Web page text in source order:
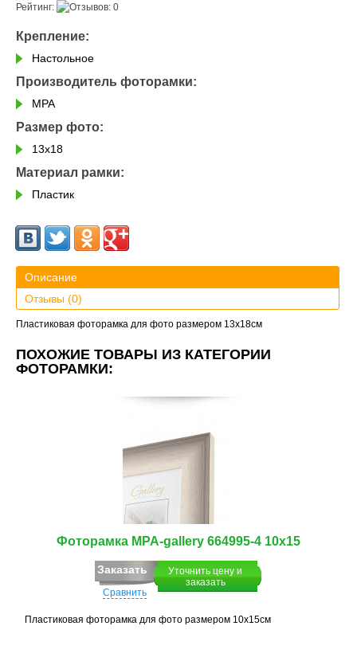
Рейтинг:
Крепление:
Настольное
Производитель фоторамки:
MPA
Размер фото:
13х18
Материал рамки:
Пластик
Описание
Отзывы (0)
Пластиковая фоторамка для фото размером 13х18см
ПОХОЖИЕ ТОВАРЫ ИЗ КАТЕГОРИИ
ФОТОРАМКИ:
Фоторамка MPA-gallery 664995-4 10х15
Заказать
Уточнить цену и
заказать
Сравнить
Пластиковая фоторамка для фото размером 10х15см